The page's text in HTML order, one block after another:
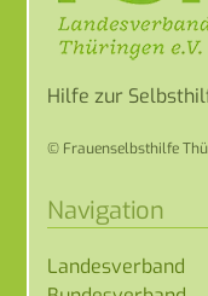
Hilfe zur
© Frauenselbsthilfe
Navigation
Landesverband